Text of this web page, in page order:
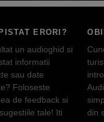
ERORI?
un audioghid si
informatii
sau date
Foloseste
de feedback si
tale! Iti
din